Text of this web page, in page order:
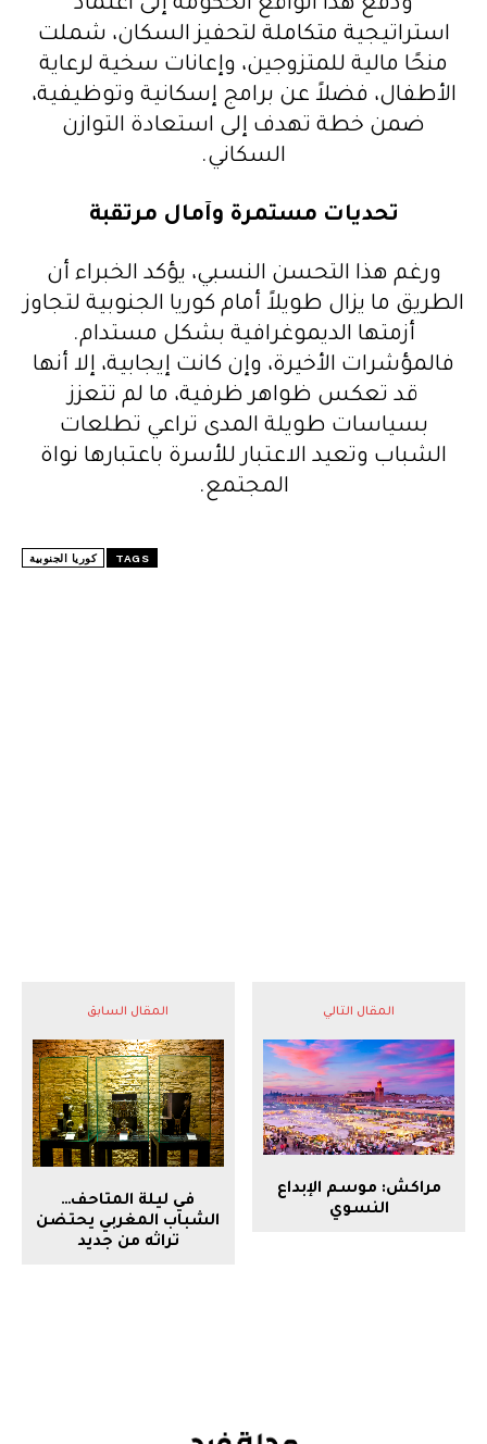
ودفع هذا الواقع الحكومة إلى اعتماد
استراتيجية متكاملة لتحفيز السكان، شملت
منحًا مالية للمتزوجين، وإعانات سخية لرعاية
الأطفال، فضلاً عن برامج إسكانية وتوظيفية،
ضمن خطة تهدف إلى استعادة التوازن
السكاني.
تحديات مستمرة وآمال مرتقبة
ورغم هذا التحسن النسبي، يؤكد الخبراء أن
الطريق ما يزال طويلاً أمام كوريا الجنوبية لتجاوز
أزمتها الديموغرافية بشكل مستدام.
فالمؤشرات الأخيرة، وإن كانت إيجابية، إلا أنها
قد تعكس ظواهر ظرفية، ما لم تتعزز
بسياسات طويلة المدى تراعي تطلعات
الشباب وتعيد الاعتبار للأسرة باعتبارها نواة
المجتمع.
TAGS كوريا الجنوبية
المقال السابق
في ليلة المتاحف…
الشباب المغربي يحتضن
تراثه من جديد
المقال التالي
مراكش: موسم الإبداع
النسوي